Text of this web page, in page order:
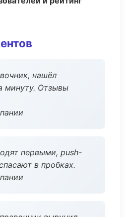
нашёл
минуту. Отзывы
первыми, push-
в пробках.